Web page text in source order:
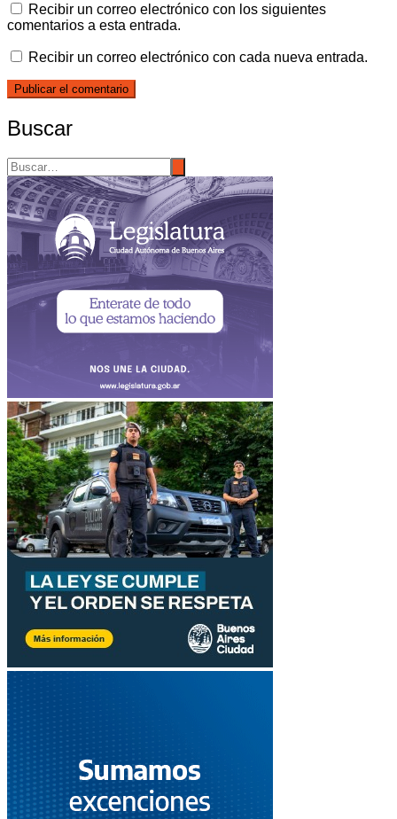
Recibir un correo electrónico con los siguientes
comentarios a esta entrada.
Recibir un correo electrónico con cada nueva entrada.
Buscar